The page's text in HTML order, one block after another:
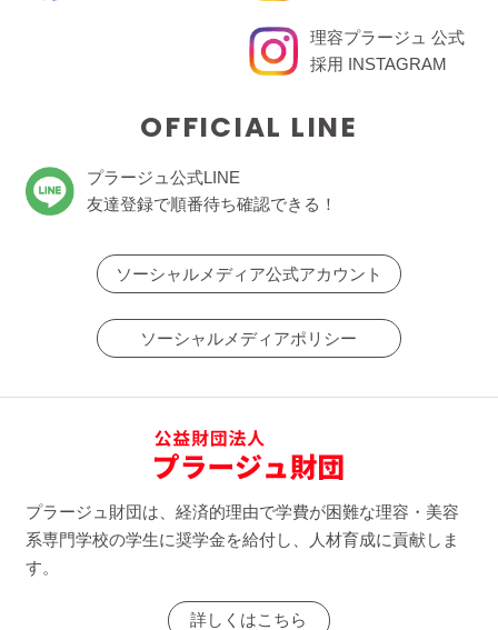
理容プラージュ 公式
採用 INSTAGRAM
OFFICIAL LINE
プラージュ公式LINE
友達登録で順番待ち確認できる！
ソーシャルメディア公式アカウント
ソーシャルメディアポリシー
プラージュ財団は、経済的理由で学費が困難な理容・美容
系専門学校の学生に奨学金を給付し、人材育成に貢献しま
す。
詳しくはこちら